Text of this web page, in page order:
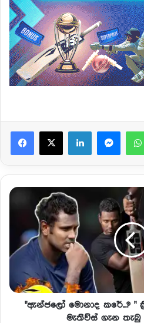
"ඇන්ජලෝ මොනාද කරේ...?
මැතිව්ස් ගැන